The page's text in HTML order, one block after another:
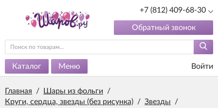
+7 (812) 409-68-30
Обратный звонок
Каталог Меню Войти
Главная / Шары из фольги
/
Круги, сердца, звезды (без рисунка) / Звезды
/